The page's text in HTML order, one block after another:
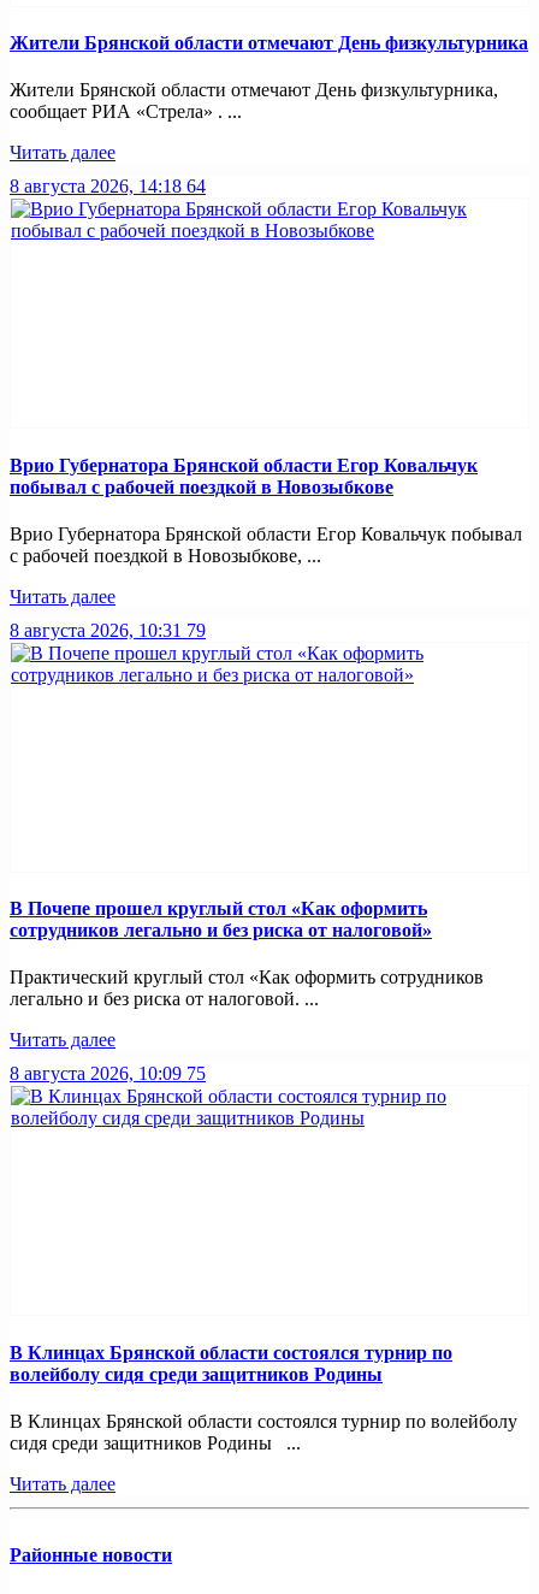
Жители Брянской области отмечают День физкультурника
Жители Брянской области отмечают День физкультурника,
сообщает РИА «Стрела» . ...
Читать далее
8 августа 2026, 14:18 64
Врио Губернатора Брянской области Егор Ковальчук
побывал с рабочей поездкой в Новозыбкове
Врио Губернатора Брянской области Егор Ковальчук побывал
с рабочей поездкой в Новозыбкове, ...
Читать далее
8 августа 2026, 10:31 79
В Почепе прошел круглый стол «Как оформить
сотрудников легально и без риска от налоговой»
Практический круглый стол «Как оформить сотрудников
легально и без риска от налоговой. ...
Читать далее
8 августа 2026, 10:09 75
В Клинцах Брянской области состоялся турнир по
волейболу сидя среди защитников Родины
В Клинцах Брянской области состоялся турнир по волейболу
сидя среди защитников Родины ...
Читать далее
Районные новости